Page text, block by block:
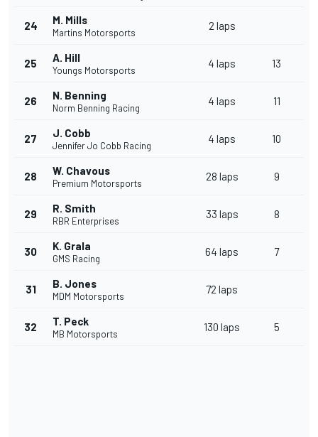
24 M. Mills
Martins Motorsports
2 laps
25 A. Hill
Youngs Motorsports
4 laps 13
26 N. Benning
Norm Benning Racing
4 laps 11
27 J. Cobb
Jennifer Jo Cobb Racing
4 laps 10
28 W. Chavous
Premium Motorsports
28 laps 9
29 R. Smith
RBR Enterprises
33 laps 8
30 K. Grala
GMS Racing
64 laps 7
31 B. Jones
MDM Motorsports
72 laps
32 T. Peck
MB Motorsports
130 laps 5